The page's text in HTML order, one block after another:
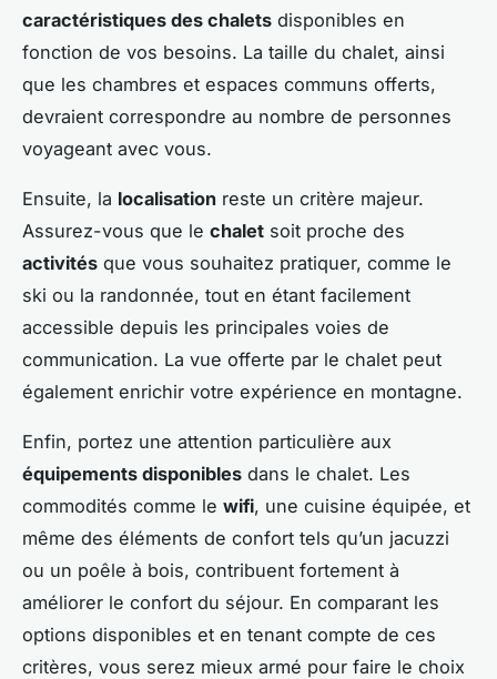
caractéristiques des chalets disponibles en
fonction de vos besoins. La taille du chalet, ainsi
que les chambres et espaces communs offerts,
devraient correspondre au nombre de personnes
voyageant avec vous.
Ensuite, la localisation reste un critère majeur.
Assurez-vous que le chalet soit proche des
activités que vous souhaitez pratiquer, comme le
ski ou la randonnée, tout en étant facilement
accessible depuis les principales voies de
communication. La vue offerte par le chalet peut
également enrichir votre expérience en montagne.
Enfin, portez une attention particulière aux
équipements disponibles dans le chalet. Les
commodités comme le wifi, une cuisine équipée, et
même des éléments de confort tels qu’un jacuzzi
ou un poêle à bois, contribuent fortement à
améliorer le confort du séjour. En comparant les
options disponibles et en tenant compte de ces
critères, vous serez mieux armé pour faire le choix